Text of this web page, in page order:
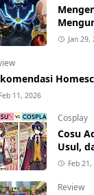
di Balik
Jan 29,
Feb 11, 2026
Cosplay
Cosu
Usul,
Cosplay
Feb
Review